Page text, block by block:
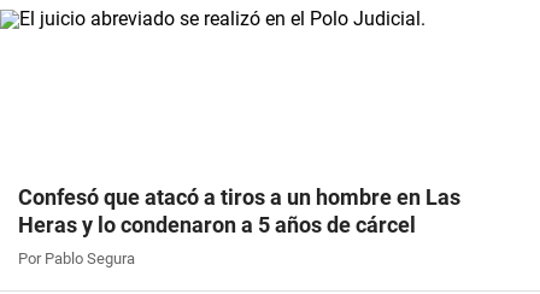
Confesó que atacó a tiros a un hombre en Las
Heras y lo condenaron a 5 años de cárcel
Por Pablo Segura